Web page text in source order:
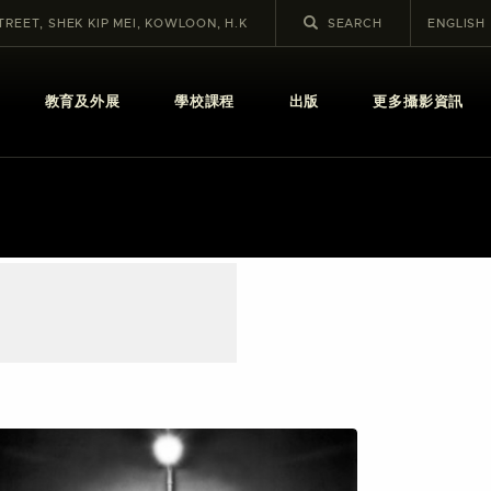
SHEK KIP MEI, KOWLOON, H.K ENGLISH
教育及外展 學校課程 出版 更多攝影資訊